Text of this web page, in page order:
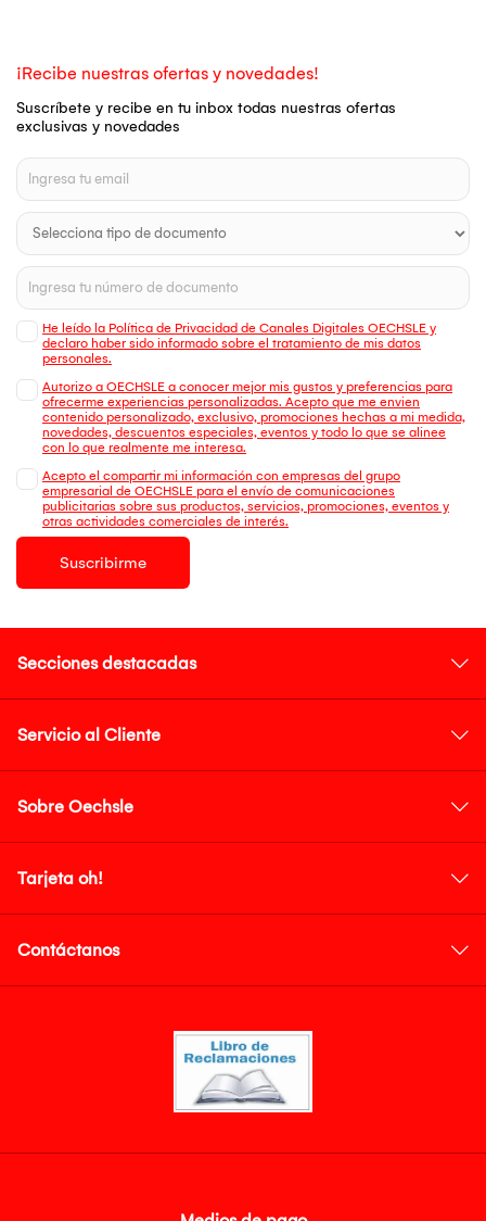
¡Recibe nuestras ofertas y novedades!
Suscríbete y recibe en tu inbox todas nuestras ofertas
exclusivas y novedades
He leído la Política de Privacidad de Canales Digitales OECHSLE y
declaro haber sido informado sobre el tratamiento de mis datos
personales.
Autorizo a OECHSLE a conocer mejor mis gustos y preferencias para
ofrecerme experiencias personalizadas. Acepto que me envien
contenido personalizado, exclusivo, promociones hechas a mi medida,
novedades, descuentos especiales, eventos y todo lo que se alinee
con lo que realmente me interesa.
Acepto el compartir mi información con empresas del grupo
empresarial de OECHSLE para el envío de comunicaciones
publicitarias sobre sus productos, servicios, promociones, eventos y
otras actividades comerciales de interés.
Suscribirme
Secciones destacadas
Servicio al Cliente
Sobre Oechsle
Tarjeta oh!
Contáctanos